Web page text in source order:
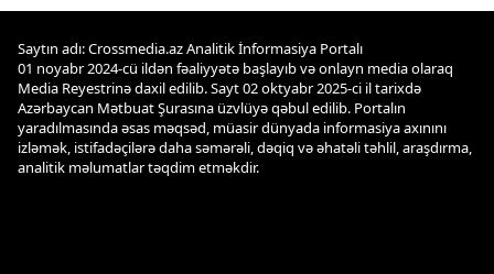
Saytın adı: Crossmedia.az Analitik İnformasiya Portalı
01 noyabr 2024-cü ildən fəaliyyətə başlayıb və onlayn media olaraq
Media Reyestrinə daxil edilib. Sayt 02 oktyabr 2025-ci il tarixdə
Azərbaycan Mətbuat Şurasına üzvlüyə qəbul edilib. Portalın
yaradılmasında əsas məqsəd, müasir dünyada informasiya axınını
izləmək, istifadəçilərə daha səmərəli, dəqiq və əhatəli təhlil, araşdırma,
analitik məlumatlar təqdim etməkdir.